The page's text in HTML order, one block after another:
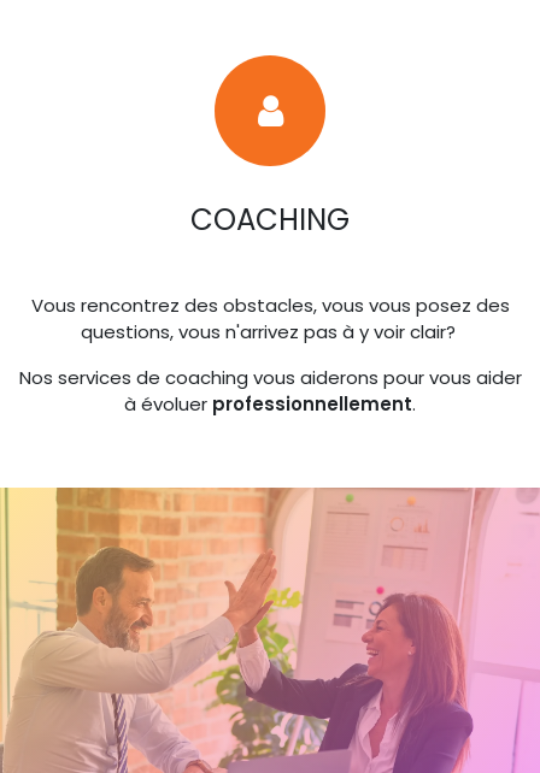
COACHING
Vous rencontrez des obstacles, vous vous posez des
questions, vous n'arrivez pas à y voir clair?
Nos services de coaching vous aiderons pour vous aider
à évoluer professionnellement.